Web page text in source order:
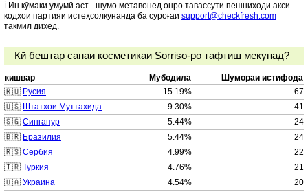
ℹ️ Ин кӯмаки умумӣ аст - шумо метавонед онро тавассути пешниҳоди акси
кодҳои партияи истеҳсолкунанда ба суроғаи support@checkfresh.com
такмил диҳед.
Кӣ бештар санаи косметикаи Sorriso-ро тафтиш мекунад?
кишвар Мубодила
Шумораи истифода
🇷🇺 Русия 15.19%
67
🇺🇸 Штатхои Муттахида 9.30%
41
🇸🇬 Сингапур 5.44%
24
🇧🇷 Бразилия 5.44%
24
🇷🇸 Сербия 4.99%
22
🇹🇷 Туркия 4.76%
21
🇺🇦 Украина 4.54%
20